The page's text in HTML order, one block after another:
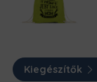
Kiegészítők